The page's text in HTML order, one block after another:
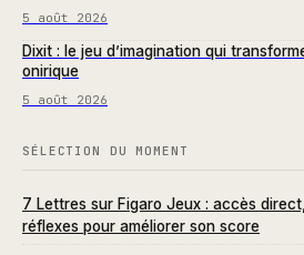
5 août 2026
Dixit : le jeu d’imagination qui
onirique
5 août 2026
SÉLECTION DU MOMENT
7 Lettres sur Figaro Jeux : accès
réflexes pour améliorer son score